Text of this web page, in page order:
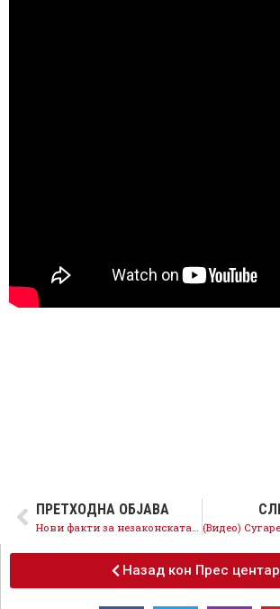
ПРЕТХОДНА ОБЈАВА
Нови факти за незаконската работа на судиите од тефтерчето
Назад кон Прес